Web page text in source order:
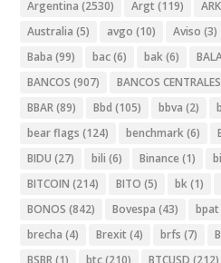
Argentina (2530) Argt (119)
Australia (5) avgo (10) Aviso (3)
Baba (99) bac(6) bak(6)
BANCOS (907) BANCOS CENTRALES
BBAR(89) Bbd (105) bbva (2)
bear flags (124) benchmark(6)
BIDU (27) bili (6) Binance (1)
BITCOIN (214) BITO (5) bk(1)
BONOS (842) Bovespa (43) bpat
brecha (4) Brexit (4) brfs (7)
BSBR(1) btc(210) BTCUSD (212)